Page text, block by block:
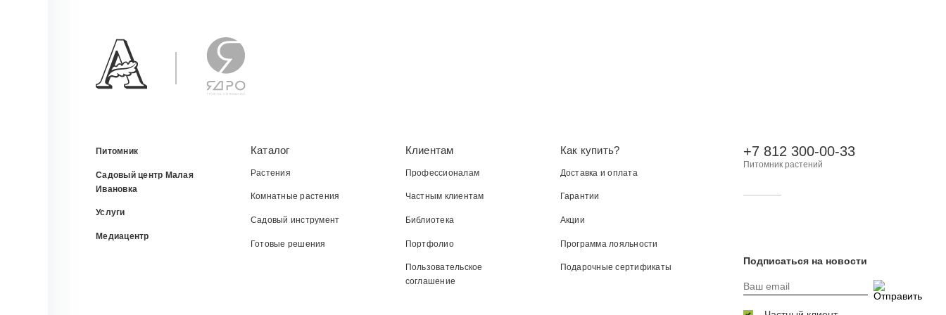
Питомник
Садовый центр Малая
Ивановка
Услуги
Медиацентр
Каталог
Растения
Комнатные растения
Садовый инструмент
Готовые решения
Клиентам
Профессионалам
Частным клиентам
Библиотека
Портфолио
Пользовательское
соглашение
Как купить?
Доставка и оплата
Гарантии
Акции
Программа лояльности
Подарочные сертификаты
+7 812 300-00-33
Питомник растений
Подписаться на новости